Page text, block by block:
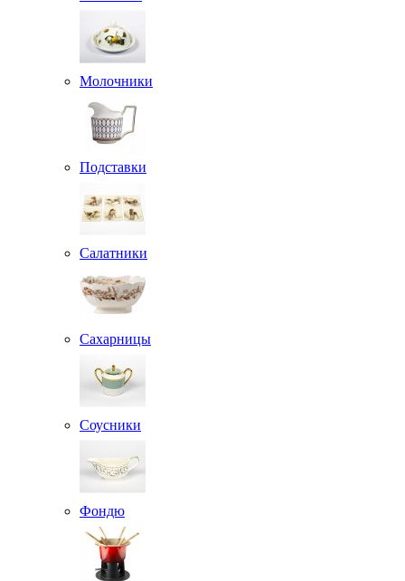
Молочники
Подставки
Салатники
Сахарницы
Соусники
Фондю